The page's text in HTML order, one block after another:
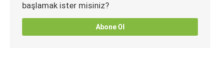
başlamak ister misiniz?
Abone Ol